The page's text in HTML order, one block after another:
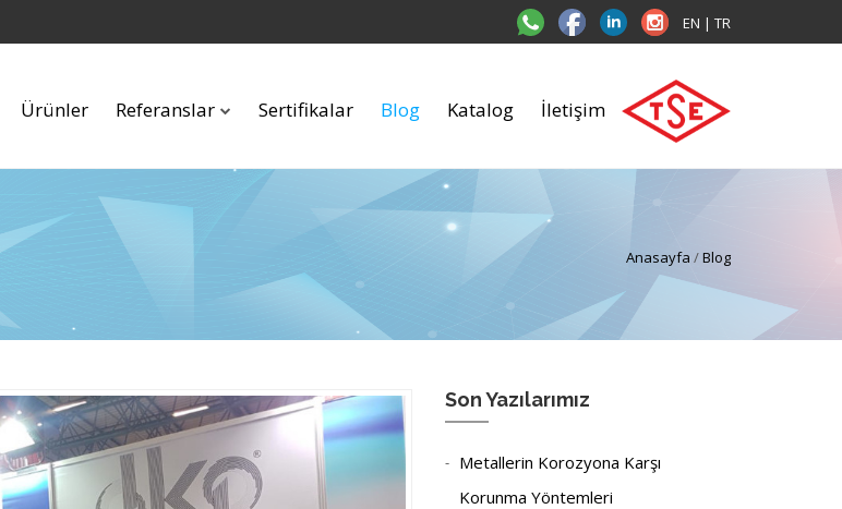
EN | TR
Ürünler Referanslar Sertifikalar Blog Katalog İletişim
Anasayfa /Blog
Son Yazılarımız
Metallerin Korozyona Karşı
Korunma Yöntemleri